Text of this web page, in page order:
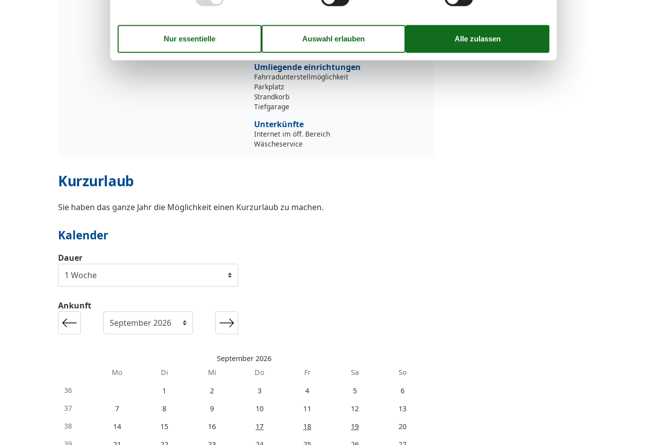
Strandkorb (persönlich)
TV
Waschmaschine
Umliegende einrichtungen
Fahrradunterstellmöglichkeit
Parkplatz
Strandkorb
Tiefgarage
Unterkünfte
Internet im öff. Bereich
Wäscheservice
Kurzurlaub
Sie haben das ganze Jahr die Möglichkeit einen Kurzurlaub zu machen.
Kalender
Ankunft
September 2026
Mo
Di Mi Do Fr Sa
So
36
1 2 3 4 5
6
37
7 8 9 10 11 12
13
38
14 15 16 17 18 19
20
Dauer